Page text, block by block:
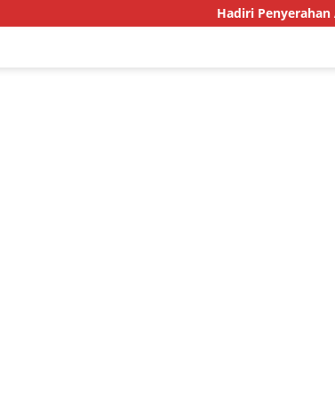
Hadiri Penyerahan Alsintan